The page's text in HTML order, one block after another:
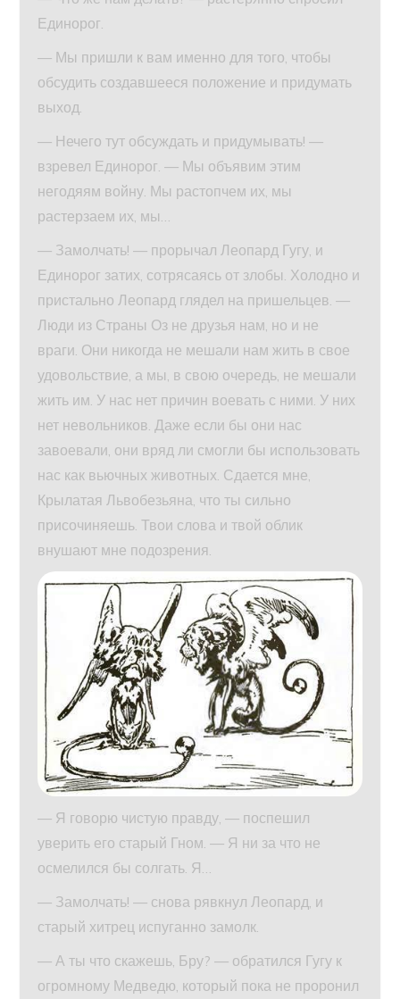
Единорог.
— Мы пришли к вам именно для того, чтобы
обсудить создавшееся положение и придумать
выход.
— Нечего тут обсуждать и придумывать! —
взревел Единорог. — Мы объявим этим
негодяям войну. Мы растопчем их, мы
растерзаем их, мы…
— Замолчать! — прорычал Леопард Гугу, и
Единорог затих, сотрясаясь от злобы. Холодно и
пристально Леопард глядел на пришельцев. —
Люди из Страны Оз не друзья нам, но и не
враги. Они никогда не мешали нам жить в свое
удовольствие, а мы, в свою очередь, не мешали
жить им. У нас нет причин воевать с ними. У них
нет невольников. Даже если бы они нас
завоевали, они вряд ли смогли бы использовать
нас как вьючных животных. Сдается мне,
Крылатая Львобезьяна, что ты сильно
присочиняешь. Твои слова и твой облик
внушают мне подозрения.
— Я говорю чистую правду, — поспешил
уверить его старый Гном. — Я ни за что не
осмелился бы солгать. Я…
— Замолчать! — снова рявкнул Леопард, и
старый хитрец испуганно замолк.
— А ты что скажешь, Бру? — обратился Гугу к
огромному Медведю, который пока не проронил